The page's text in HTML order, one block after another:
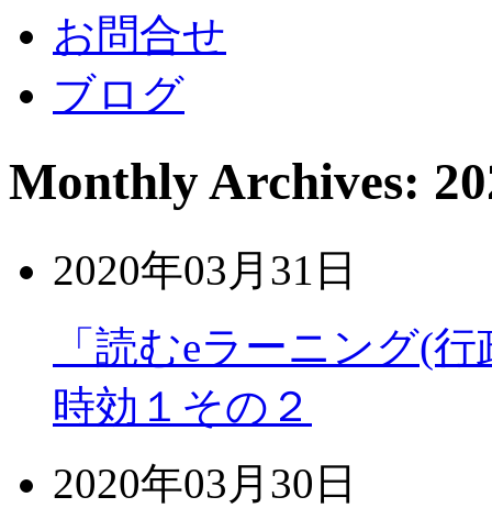
お問合せ
ブログ
Monthly Archives:
2020年03月31日
「読むeラーニング(
時効１その２
2020年03月30日